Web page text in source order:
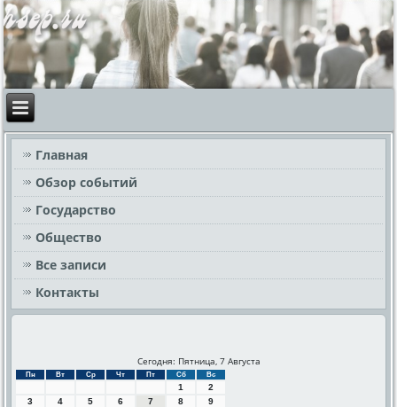
Главная
Обзор событий
Государство
Общество
Все записи
Контакты
Сегодня: Пятница, 7 Августа
Пн Вт Ср Чт Пт Сб Вс
1
2
3
4 5 6 7 8
9